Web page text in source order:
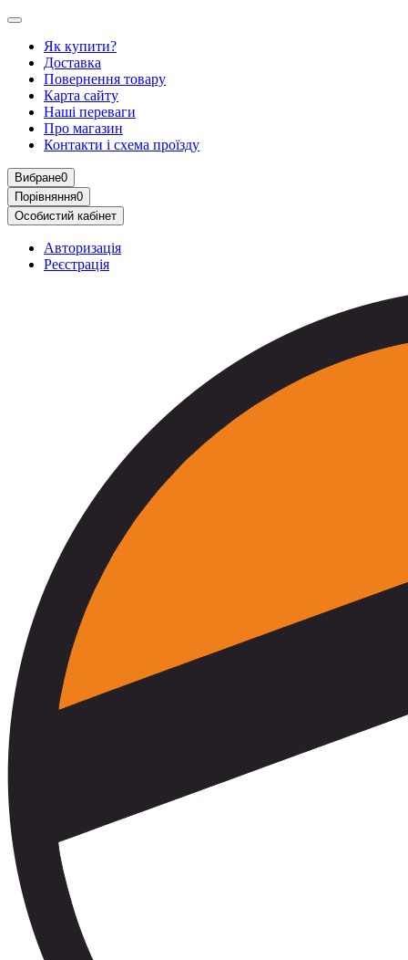
Як купити?
Доставка
Повернення товару
Карта сайту
Наші переваги
Про магазин
Контакти і схема проїзду
Вибране0
Порівняння0
Особистий кабінет
Авторизація
Реєстрація